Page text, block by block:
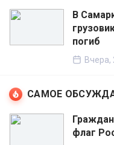
В
погиб
Вчера,
САМОЕ
флаг